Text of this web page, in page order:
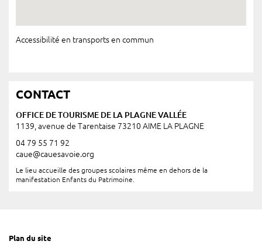
Accessibilité en transports en commun
CONTACT
OFFICE DE TOURISME DE LA PLAGNE VALLÉE
1139, avenue de Tarentaise 73210 AIME LA PLAGNE
04 79 55 71 92
caue@cauesavoie.org
Le lieu accueille des groupes scolaires même en dehors de la
manifestation Enfants du Patrimoine.
Plan du site